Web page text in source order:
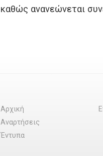
καθώς ανανεώνεται
Αρχική
Αναρτήσεις
Έντυπα